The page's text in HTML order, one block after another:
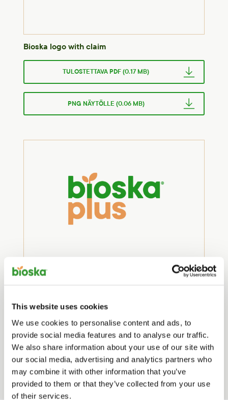
This website uses cookies
We use cookies to personalise content and ads, to
provide social media features and to analyse our traffic.
We also share information about your use of our site with
our social media, advertising and analytics partners who
may combine it with other information that you’ve
provided to them or that they’ve collected from your use
of their services.
Bioska logo with claim
TULOSTETTAVA PDF (0.17 MB)
PNG NÄYTÖLLE (0.06 MB)
Bioska Plus
PNG NÄYTÖLLE (0.03 MB)